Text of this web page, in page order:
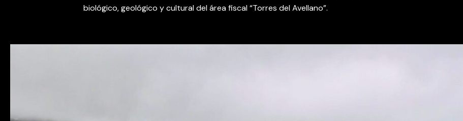
biológico, geológico y cultural del área fiscal “Torres del Avellano”.